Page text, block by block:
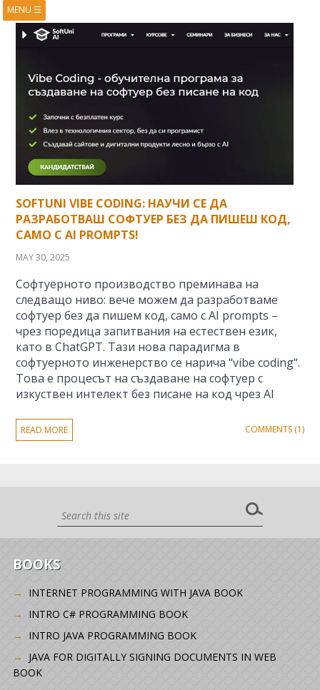
MENU ☰
HOME
VIDEOS
RESEARCH
PUBLICATIONS
CONTACTS
SOFTUNI VIBE CODING: НАУЧИ СЕ ДА
РАЗРАБОТВАШ СОФТУЕР БЕЗ ДА ПИШЕШ КОД,
САМО С AI PROMPTS!
MAY 30, 2025
Софтуерното производство преминава на
следващо ниво: вече можем да разработваме
софтуер без да пишем код, само с AI prompts –
чрез поредица запитвания на естествен език,
като в ChatGPT. Тази нова парадигма в
софтуерното инженерство се нарича “vibe coding“.
Това е процесът на създаване на софтуер с
изкуствен интелект без писане на код чрез AI
READ MORE COMMENTS (1)
BOOKS
INTERNET PROGRAMMING WITH JAVA BOOK
INTRO C# PROGRAMMING BOOK
INTRO JAVA PROGRAMMING BOOK
JAVA FOR DIGITALLY SIGNING DOCUMENTS IN WEB
BOOK